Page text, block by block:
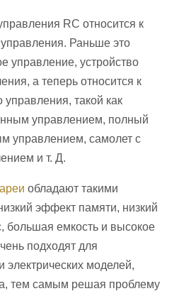
RC относится к
управления. Раньше это
управление, устройство
а теперь относится к
такой как
управлением, полный
управлением, самолет с
и т. Д.
обладают такими
эффект памяти, низкий
большая емкость и высокое
подходят для
моделей,
тем самым решая проблему